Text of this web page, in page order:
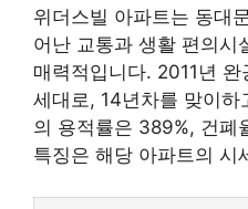
위더스빌 아파트는 동대
어난 교통과 생활 편의시
매력적입니다. 2011년
세대로, 14년차를 맞이하
의 용적률은 389%, 건폐
특징은 해당 아파트의 시